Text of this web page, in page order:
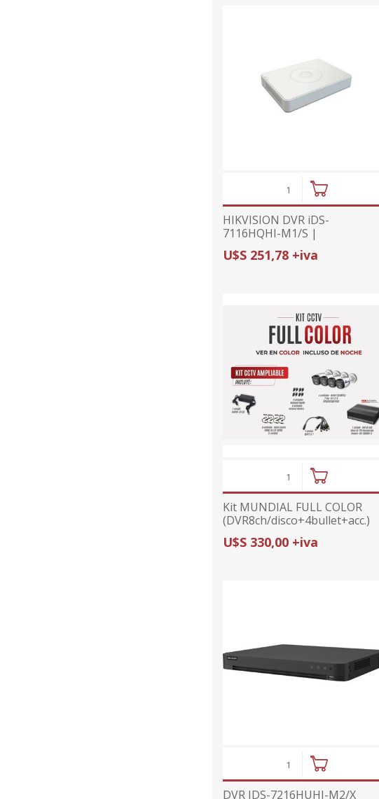
HIKVISION DVR iDS-
7116HQHI-M1/S |
1080p/15FPS | IP+2/8
U$S 251,78 +iva
Kit MUNDIAL FULL COLOR
(DVR8ch/disco+4bullet+acc.)
U$S 330,00 +iva
DVR IDS-7216HUHI-M2/X